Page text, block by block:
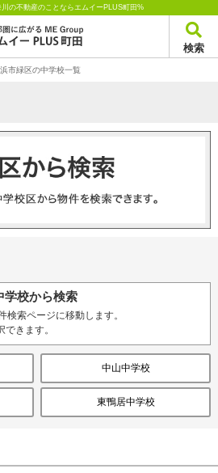
の不動産のことならエムイーPLUS町田%
検索
市緑区の中学校一覧
学校から検索
索ページに移動します。
きます。
中山中学校
東鴨居中学校